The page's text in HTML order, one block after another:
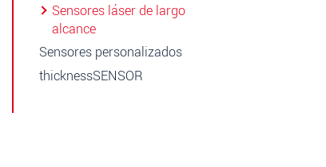
Sensores láser de largo
alcance
Sensores personalizados
thicknessSENSOR